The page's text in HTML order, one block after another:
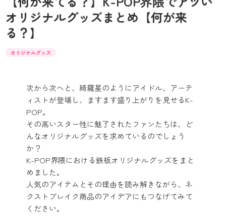
オリジナルグッズまとめ【何が来
る？】
オリジナルグッズ
次から次へと、綺羅星のようにアイドル、アーテ
ィストが登場し、ますます盛り上がりを見せるK-
POP。
その高いスター性に魅了されたファンたちは、ど
んなオリジナルグッズを求めているのでしょう
か？
K-POP界隈における鉄板オリジナルグッズをまと
めました。
人気のアイテムとその理由を読み解きながら、ネ
クストブレイク商品のアイデアにもつなげてみて
ください。